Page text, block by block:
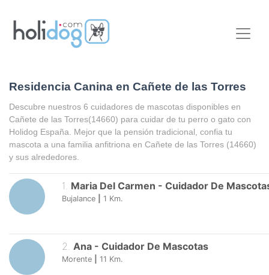
Residencia Canina en Cañete de las Torres
Descubre nuestros 6 cuidadores de mascotas disponibles en
Cañete de las Torres(14660) para cuidar de tu perro o gato con
Holidog España. Mejor que la pensión tradicional, confia tu
mascota a una familia anfitriona en Cañete de las Torres (14660)
y sus alrededores.
1 Maria Del Carmen - Cuidador De
Bujalance 1 Km.
2. Ana - Cuidador De Mascotas
Morente 11 Km.